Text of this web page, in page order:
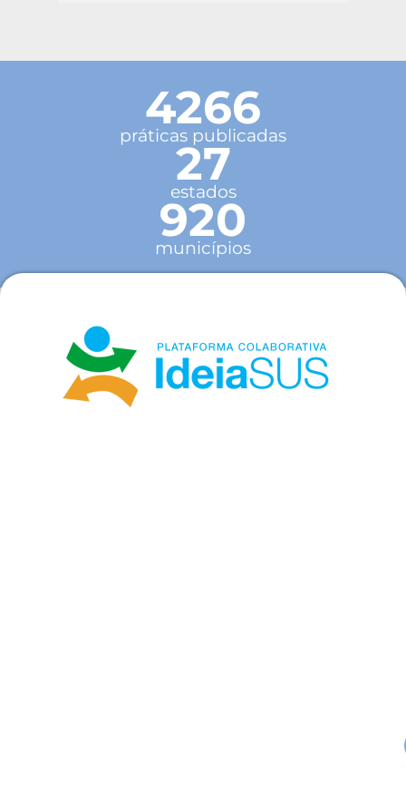
4266
práticas publicadas
27
estados
920
municípios